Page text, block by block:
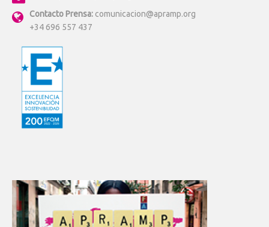
Contacto Prensa: comunicacion@apramp.org
+34 696 557 437